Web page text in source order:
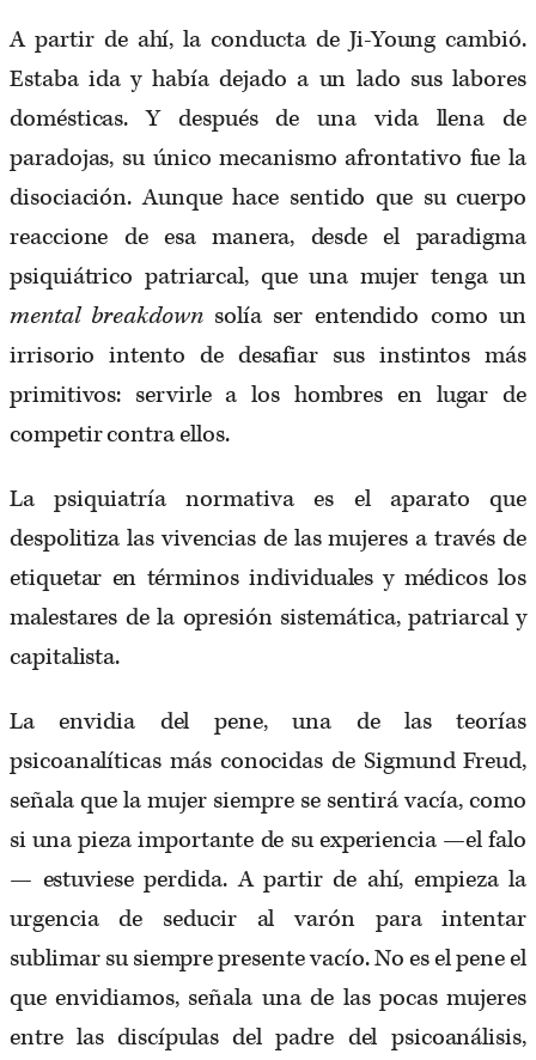
A partir de ahí, la conducta de Ji-Young cambió.
Estaba ida y había dejado a un lado sus labores
domésticas. Y después de una vida llena de
paradojas, su único mecanismo afrontativo fue la
disociación. Aunque hace sentido que su cuerpo
reaccione de esa manera, desde el paradigma
psiquiátrico patriarcal, que una mujer tenga un
mental breakdownsolía ser entendido como un
irrisorio intento de desafiar sus instintos más
primitivos: servirle a los hombres en lugar de
competir contra ellos.
La psiquiatría normativa es el aparato que
despolitiza las vivencias de las mujeres a través de
etiquetar en términos individuales y médicos los
malestares de la opresión sistemática, patriarcal y
capitalista.
La envidia del pene, una de las teorías
psicoanalíticas más conocidas de Sigmund Freud,
señala que la mujer siempre se sentirá vacía, como
si una pieza importante de su experiencia —el falo
— estuviese perdida. A partir de ahí, empieza la
urgencia de seducir al varón para intentar
sublimar su siempre presente vacío. No es el pene el
que envidiamos, señala una de las pocas mujeres
entre las discípulas del padre del psicoanálisis,